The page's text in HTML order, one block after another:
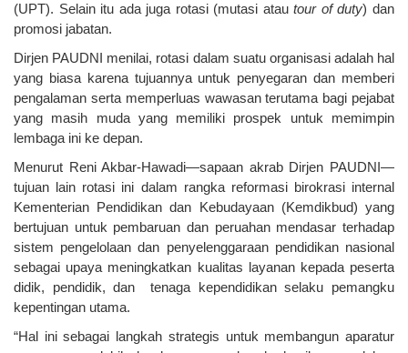
(UPT). Selain itu ada juga rotasi (mutasi atautourof duty) dan
promosi jabatan.
Dirjen PAUDNI menilai, rotasi dalam suatu organisasi adalah hal
yang biasa karena tujuannya untuk penyegaran dan memberi
pengalaman serta memperluas wawasan terutama bagi pejabat
yang masih muda yang memiliki prospek untuk memimpin
lembaga ini ke depan.
Menurut Reni Akbar-Hawadi—sapaan akrab Dirjen PAUDNI—
tujuan lain rotasi ini dalam rangka reformasi birokrasi internal
Kementerian Pendidikan dan Kebudayaan (Kemdikbud) yang
bertujuan untuk pembaruan dan peruahan mendasar terhadap
sistem pengelolaan dan penyelenggaraan pendidikan nasional
sebagai upaya meningkatkan kualitas layanan kepada peserta
didik, pendidik, dan tenaga kependidikan selaku pemangku
kepentingan utama.
“Hal ini sebagai langkah strategis untuk membangun aparatur